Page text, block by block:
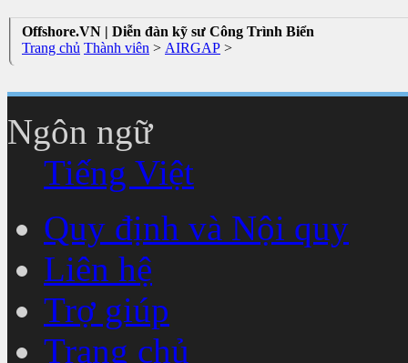
Offshore.VN | Diễn đàn kỹ sư Công Trình Biển
Trang chủ Thành viên > AIRGAP >
Ngôn ngữ
Tiếng Việt
Quy định và Nội quy
Liên hệ
Trợ giúp
Trang chủ